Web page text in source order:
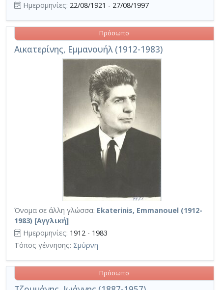
Ημερομηνίες: 22/08/1921 - 27/08/1997
Αικατερίνης, Εμμανουήλ (1912-1983)
Πρόσωπο
Όνομα σε άλλη γλώσσα: Ekaterinis, Emmanouel (1912-
1983) [Αγγλική]
Ημερομηνίες: 1912 - 1983
Τόπος γέννησης: Σμύρνη
Πρόσωπο